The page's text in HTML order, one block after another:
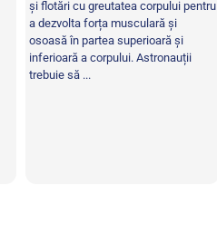
și flotări cu greutatea corpului pentru
a dezvolta forța musculară și
osoasă în partea superioară și
inferioară a corpului. Astronauții
trebuie să ...